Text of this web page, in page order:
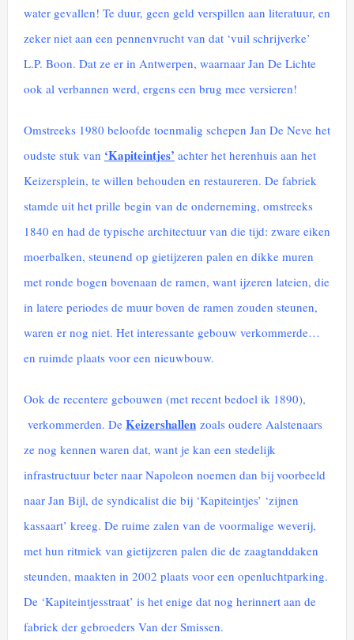
water gevallen! Te duur, geen geld verspillen aan literatuur, en
zeker niet aan een pennenvrucht van dat ‘vuil schrijverke’
L.P. Boon. Dat ze er in Antwerpen, waarnaar Jan De Lichte
ook al verbannen werd, ergens een brug mee versieren!
Omstreeks 1980 beloofde toenmalig schepen Jan De Neve het
oudste stuk van ‘Kapiteintjes’ achter het herenhuis aan het
Keizersplein, te willen behouden en restaureren. De fabriek
stamde uit het prille begin van de onderneming, omstreeks
1840 en had de typische architectuur van die tijd: zware eiken
moerbalken, steunend op gietijzeren palen en dikke muren
met ronde bogen bovenaan de ramen, want ijzeren lateien, die
in latere periodes de muur boven de ramen zouden steunen,
waren er nog niet. Het interessante gebouw verkommerde…
en ruimde plaats voor een nieuwbouw.
Ook de recentere gebouwen (met recent bedoel ik 1890),
verkommerden. De Keizershallen zoals oudere Aalstenaars
ze nog kennen waren dat, want je kan een stedelijk
infrastructuur beter naar Napoleon noemen dan bij voorbeeld
naar Jan Bijl, de syndicalist die bij ‘Kapiteintjes’ ‘zijnen
kassaart’ kreeg. De ruime zalen van de voormalige weverij,
met hun ritmiek van gietijzeren palen die de zaagtanddaken
steunden, maakten in 2002 plaats voor een openluchtparking.
De ‘Kapiteintjesstraat’ is het enige dat nog herinnert aan de
fabriek der gebroeders Van der Smissen.